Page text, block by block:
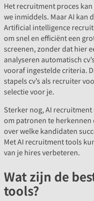
Het recruitment proces
we inmiddels. Maar AI kan
Artificial intelligence
om snel en efficiënt een
screenen, zonder dat hier
analyseren automatisch
vooraf ingestelde criteria.
stapels cv’s als recruiter
selectie voor je.
Sterker nog, AI
om patronen te herkennen
over welke kandidaten
Met AI recruitment tools
van je hires verbeteren.
Wat zijn de
tools?